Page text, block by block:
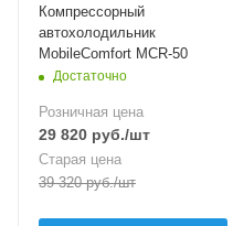
Компрессорный
автохолодильник
MobileComfort MCR-50
Достаточно
Розничная цена
29 820 руб./шт
Старая цена
39 320руб./шт